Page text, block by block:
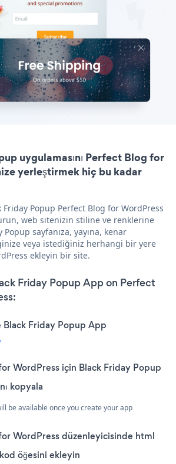
uygulamasını Perfect Blog for
yerleştirmek hiç bu kadar
Popup Perfect Blog for WordPress
web sitenizin stiline ve renklerine
sayfanıza, yayına, kenar
veya istediğiniz herhangi bir yere
ekleyin bir site.
Friday Popup App on Perfect
Black Friday Popup App
WordPress için Black Friday Popup
kopyala
be available once you create your app
WordPress düzenleyicisinde html
öğesini ekleyin